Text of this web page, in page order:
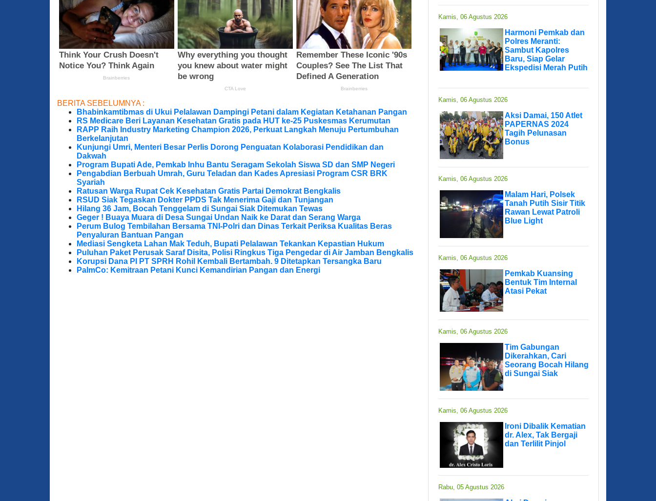
BERITA SEBELUMNYA :
Bhabinkamtibmas di Ukui Pelalawan Dampingi Petani dalam Kegiatan Ketahanan Pangan
RS Medicare Beri Layanan Kesehatan Gratis pada HUT ke-25 Puskesmas Kerumutan
RAPP Raih Industry Marketing Champion 2026, Perkuat Langkah Menuju Pertumbuhan
Berkelanjutan
Kunjungi Umri, Menteri Besar Perlis Dorong Penguatan Kolaborasi Pendidikan dan
Dakwah
Program Bupati Ade, Pemkab Inhu Bantu Seragam Sekolah Siswa SD dan SMP Negeri
Pengabdian Berbuah Umrah, Guru Teladan dan Kades Apresiasi Program CSR BRK
Syariah
Ratusan Warga Rupat Cek Kesehatan Gratis Partai Demokrat Bengkalis
RSUD Siak Tegaskan Dokter PPDS Tak Menerima Gaji dan Tunjangan
Hilang 36 Jam, Bocah Tenggelam di Sungai Siak Ditemukan Tewas
Geger ! Buaya Muara di Desa Sungai Undan Naik ke Darat dan Serang Warga
Perum Bulog Tembilahan Bersama TNI-Polri dan Dinas Terkait Periksa Kualitas Beras
Penyaluran Bantuan Pangan
Mediasi Sengketa Lahan Mak Teduh, Bupati Pelalawan Tekankan Kepastian Hukum
Puluhan Paket Perusak Saraf Disita, Polisi Ringkus Tiga Pengedar di Air Jamban Bengkalis
Korupsi Dana PI PT SPRH Rohil Kembali Bertambah. 9 Ditetapkan Tersangka Baru
PalmCo: Kemitraan Petani Kunci Kemandirian Pangan dan Energi
Kamis, 06 Agustus 2026
Harmoni Pemkab dan
Polres Meranti:
Sambut Kapolres
Baru, Siap Gelar
Ekspedisi Merah Putih
Kamis, 06 Agustus 2026
Aksi Damai, 150 Atlet
PAPERNAS 2024
Tagih Pelunasan
Bonus
Kamis, 06 Agustus 2026
Malam Hari, Polsek
Tanah Putih Sisir Titik
Rawan Lewat Patroli
Blue Light
Kamis, 06 Agustus 2026
Pemkab Kuansing
Bentuk Tim Internal
Atasi Pekat
Kamis, 06 Agustus 2026
Tim Gabungan
Dikerahkan, Cari
Seorang Bocah Hilang
di Sungai Siak
Kamis, 06 Agustus 2026
Ironi Dibalik Kematian
dr. Alex, Tak Bergaji
dan Terlilit Pinjol
Rabu, 05 Agustus 2026